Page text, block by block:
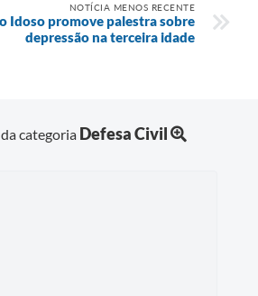
NOTÍCIA MENOS RECENTE
Idoso promove palestra sobre
depressão na terceira idade
categoria Defesa Civil